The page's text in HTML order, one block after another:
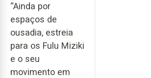
“Ainda por
espaços de
ousadia, estreia
para os Fulu Miziki
e o seu
movimento em